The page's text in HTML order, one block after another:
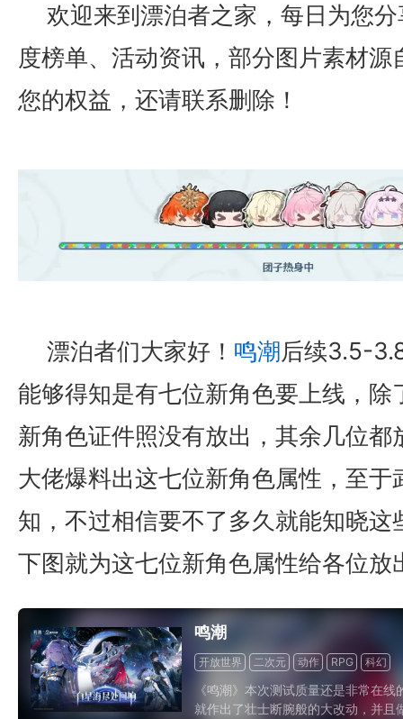
欢迎来到漂泊者之家，每日为您
度榜单、活动资讯，部分图片素材源
您的权益，还请联系删除！
漂泊者们大家好！ 鸣潮后续3.5-
能够得知是有七位新角色要上线，除
新角色证件照没有放出，其余几位都
大佬爆料出这七位新角色属性，至于
知，不过相信要不了多久就能知晓这
下图就为这七位新角色属性给各位放
鸣潮
开放世界 二次元 动作 RPG 科幻
《鸣潮》本次测试质量还是非常在线
就作出了壮士断腕般的大改动，并且
17周年庆典 争霸赛大区火
爆开启